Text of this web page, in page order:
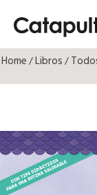
Home/Libros/